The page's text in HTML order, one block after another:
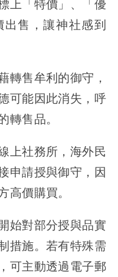
上「特價」、「優
售，讓神社感到
轉售牟利的御守，
可能因此消失，呼
轉售品。
上社務所，海外民
申請授與御守，因
高價購買。
始對部分授與品實
措施。若有特殊需
可主動透過電子郵